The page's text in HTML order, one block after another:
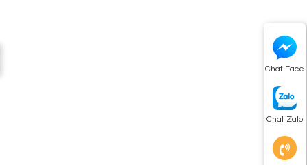
Chat Face
Chat Zalo